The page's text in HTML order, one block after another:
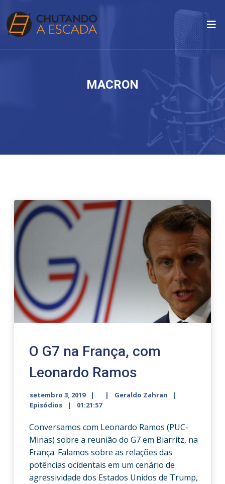
MACRON
O G7 na França, com
Leonardo Ramos
setembro 3, 2019
Geraldo Zahran
Episódios
01:21:57
Conversamos com Leonardo Ramos (PUC-
Minas) sobre a reunião do G7 em Biarritz, na
França. Falamos sobre as relações das
potências ocidentais em um cenário de
agressividade dos Estados Unidos de Trump,